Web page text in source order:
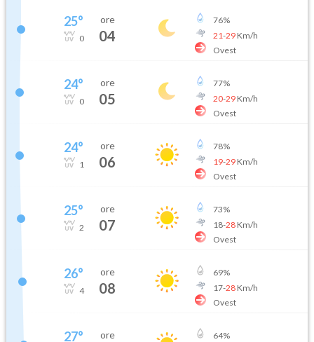
25°
0
ore
04
76%
21-29Km/h
Ovest
24°
0
ore
05
77%
20-29Km/h
Ovest
24°
1
ore
06
78%
19-29Km/h
Ovest
25°
2
ore
07
73%
18-28Km/h
Ovest
26°
4
ore
08
69%
17-28Km/h
Ovest
27° ore 64%